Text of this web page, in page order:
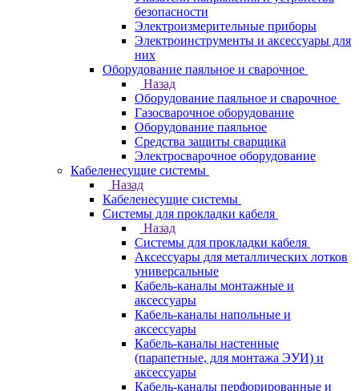
безопасности
Электроизмерительные приборы
Электроинструменты и аксессуары для
них
Оборудование паяльное и сварочное
Назад
Оборудование паяльное и сварочное
Газосварочное оборудование
Оборудование паяльное
Средства защиты сварщика
Электросварочное оборудование
Кабеленесущие системы
Назад
Кабеленесущие системы
Системы для прокладки кабеля
Назад
Системы для прокладки кабеля
Аксессуары для металлических лотков
универсальные
Кабель-каналы монтажные и
аксессуары
Кабель-каналы напольные и
аксессуары
Кабель-каналы настенные
(парапетные, для монтажа ЭУИ) и
аксессуары
Кабель-каналы перфорированные и